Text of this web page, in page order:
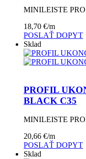
MINILEISTE
18,70 €/m
POSLAŤ DOPYT
Sklad
PROFIL
BLACK C35
MINILEISTE
20,66 €/m
POSLAŤ DOPYT
Sklad